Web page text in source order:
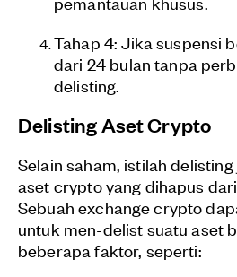
Tahap 4: Jika suspensi
dari 24 bulan tanpa
delisting.
Delisting Aset Crypto
Selain saham, istilah
aset crypto yang dihapus
Sebuah exchange crypto
untuk men-delist suatu aset
beberapa faktor, seperti: